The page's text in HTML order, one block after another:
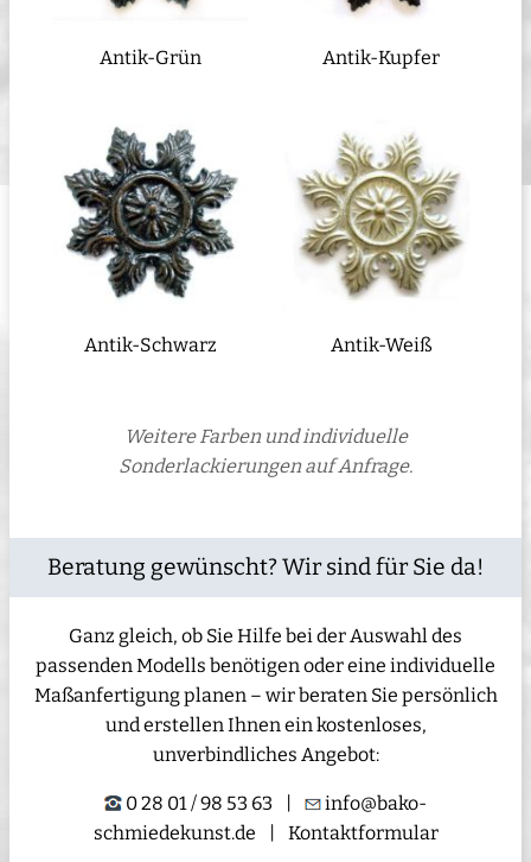
Antik-Grün Antik-Kupfer
Antik-Schwarz Antik-Weiß
Weitere Farben und individuelle
Sonderlackierungen auf Anfrage.
Beratung gewünscht? Wir sind für Sie da!
Ganz gleich, ob Sie Hilfe bei der Auswahl des
passenden Modells benötigen oder eine individuelle
Maßanfertigung planen – wir beraten Sie persönlich
und erstellen Ihnen ein kostenloses,
unverbindliches Angebot:
0 28 01 / 98 53 63
info@bako-
schmiedekunst.de
Kontaktformular